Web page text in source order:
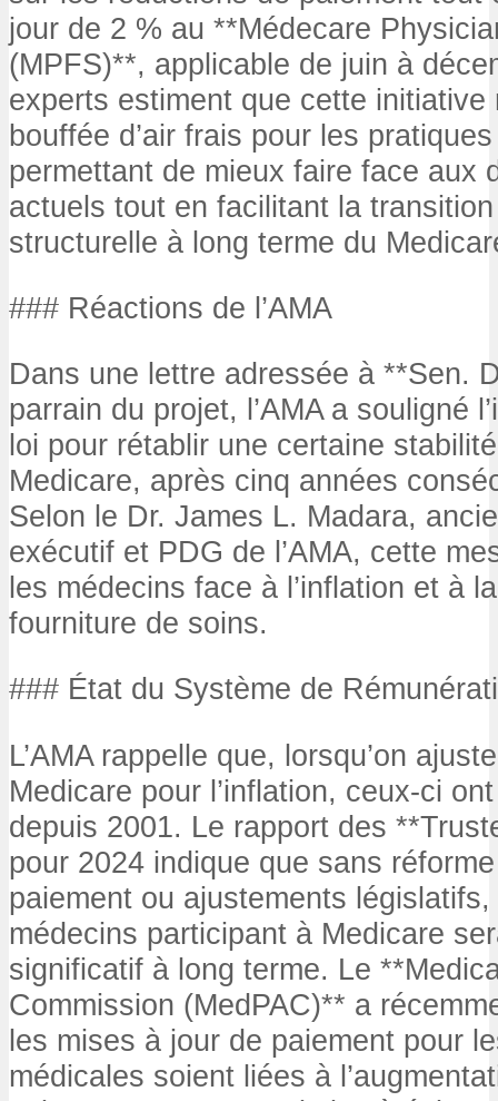
jour de 2 % au **Médecare
(MPFS)**, applicable de juin à
experts estiment que cette initiative
bouffée d’air frais pour les
permettant de mieux faire face aux
actuels tout en facilitant la
structurelle à long terme du
### Réactions de l’AMA
Dans une lettre adressée à **Sen.
parrain du projet, l’AMA a souligné
loi pour rétablir une certaine
Medicare, après cinq années
Selon le Dr. James L. Madara,
exécutif et PDG de l’AMA, cette
les médecins face à l’inflation et à
fourniture de soins.
### État du Système de
L’AMA rappelle que, lorsqu’on
Medicare pour l’inflation, ceux-ci
depuis 2001. Le rapport des
pour 2024 indique que sans
paiement ou ajustements législatifs,
médecins participant à Medicare
significatif à long terme. Le
Commission (MedPAC)** a
les mises à jour de paiement pour
médicales soient liées à